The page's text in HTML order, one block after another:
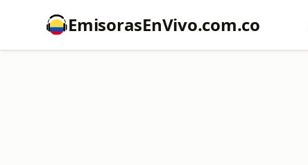
EmisorasEnVivo.com.co